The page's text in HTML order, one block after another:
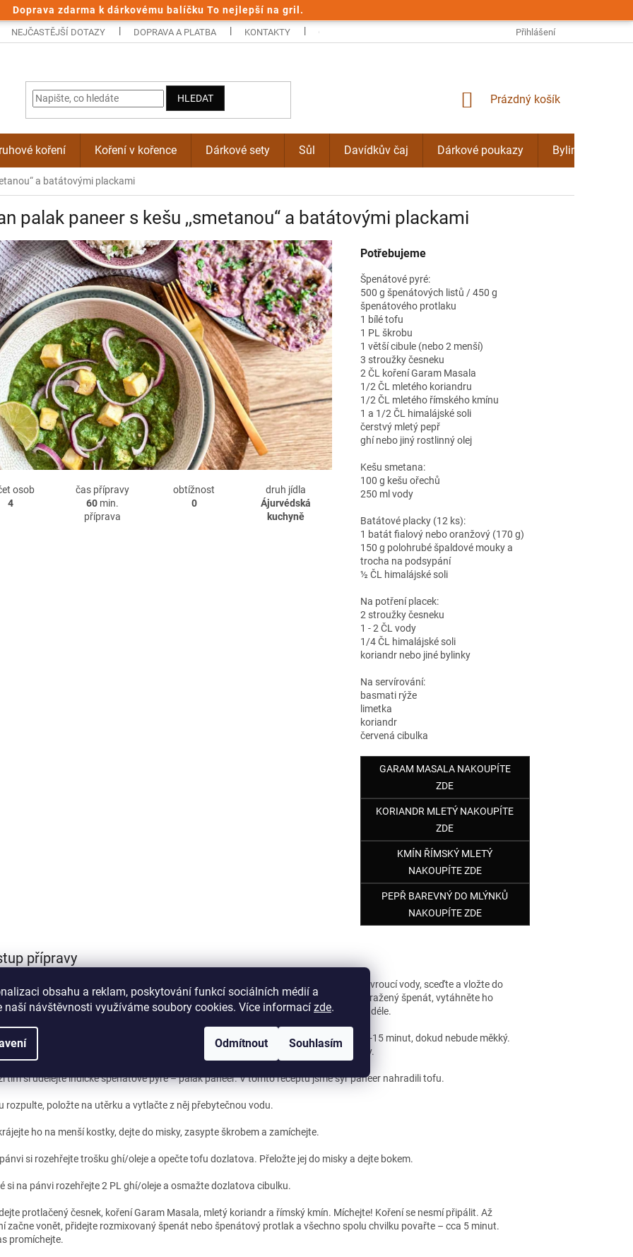
Doprava zdarma k dárkovému balíčku To nejlepší na gril.
obsahu a reklam, poskytování funkcí sociálních médií a
naší návštěvnosti využíváme soubory cookies. Více informací zde.
Odmítnout Souhlasím
NEJČASTĚJŠÍ DOTAZY DOPRAVA A PLATBA KONTAKTY OBCHODNÍ PODMÍNKY PODMÍNKY OCHRANY OSOBNÍCH ÚDAJŮ
Přihlášení
HLEDAT
NÁKUPNÍ
Prázdný košík
koření Koření v kořence Dárkové sety Sůl Davídkův čaj Dárkové poukazy Bylinné kúry
a batátovými plackami
palak paneer s kešu ,,smetanou“ a batátovými plackami
osob
4
čas přípravy
60min.
příprava
obtížnost
0
druh jídla
Ájurvédská
kuchyně
Potřebujeme
Špenátové pyré:
500 g špenátových listů / 450 g
špenátového protlaku
1 bílé tofu
1 PL škrobu
1 větší cibule (nebo 2 menší)
3 stroužky česneku
2 ČL koření Garam Masala
1/2 ČL mletého koriandru
1/2 ČL mletého římského kmínu
1 a 1/2 ČL himalájské soli
čerstvý mletý pepř
ghí nebo jiný rostlinný olej
Kešu smetana:
100 g kešu ořechů
250 ml vody
Batátové placky (12 ks):
1 batát fialový nebo oranžový (170 g)
150 g polohrubé špaldové mouky a
trocha na podsypání
½ ČL himalájské soli
Na potření placek:
2 stroužky česneku
1 - 2 ČL vody
1/4 ČL himalájské soli
koriandr nebo jiné bylinky
Na servírování:
basmati rýže
limetka
koriandr
červená cibulka
GARAM MASALA NAKOUPÍTE
ZDE
KORIANDR MLETÝ NAKOUPÍTE
ZDE
KMÍN ŘÍMSKÝ MLETÝ
NAKOUPÍTE ZDE
PEPŘ BAREVNÝ DO MLÝNKŮ
NAKOUPÍTE ZDE
přípravy
špenátové listy pořádně propláchněte a oblanšírujte. Teda vložte na 1 minutu do vroucí vody, sceďte a vložte do
se studenou vodou. Následne opěť sceďte a rozmixujte v mixéru. Pokud použijete mražený špenát, vytáhněte ho
hodin před vařením z mrazáku nebo můžete použít i mražený, ale vaření bude trvat déle.
vařit batát na placky. Očistěte jej, nakrájejte na kostky a vařte ve vroucí vodě cca 10-15 minut, dokud nebude měkký.
z batáty slejte do hrnečku a dejte bokem vychladnout. Můžete dát klidně i do ledničky.
tím si udělejte indické špenátové pyré – palak paneer. V tomto receptu jsme sýr paneer nahradili tofu.
rozpulte, položte na utěrku a vytlačte z něj přebytečnou vodu.
ho na menší kostky, dejte do misky, zasypte škrobem a zamíchejte.
si rozehřejte trošku ghí/oleje a opečte tofu dozlatova. Přeložte jej do misky a dejte bokem.
si na pánvi rozehřejte 2 PL ghí/oleje a osmažte dozlatova cibulku.
protlačený česnek, koření Garam Masala, mletý koriandr a římský kmín. Míchejte! Koření se nesmí připálit. Až
začne vonět, přidejte rozmixovaný špenát nebo špenátový protlak a všechno spolu chvilku povařte – cca 5 minut.
promíchejte.